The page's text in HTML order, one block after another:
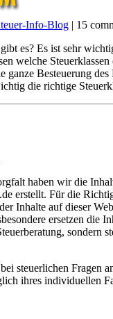
Info-Blog | 15
es? Es ist sehr
welche
ganze Besteuerung
die richtige
haben wir die
erstellt. Für die
Inhalte auf dieser
ersetzen die
sondern
steuerlichen Fragen
ihres individuellen